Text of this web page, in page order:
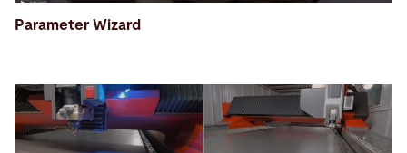
Parameter Wizard